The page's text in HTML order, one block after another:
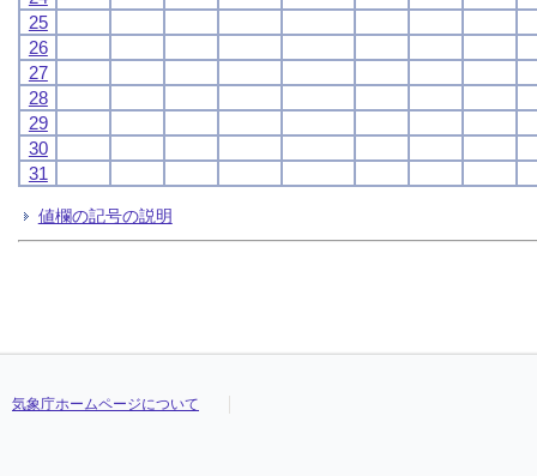
25
26
27
28
29
30
31
値欄の記号の説明
気象庁ホームページについて